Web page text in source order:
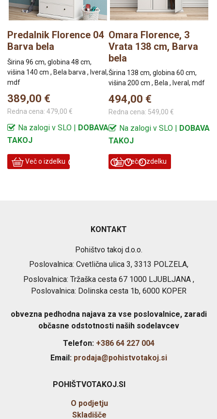
Predalnik Florence 04
Barva bela
Širina 96 cm, globina 48 cm,
višina 140 cm , Bela barva , Iveral,
mdf
389,00 €
Redna cena: 479,00 €
Na zalogi v SLO | DOBAVA
TAKOJ
Več o izdelku
Omara Florence, 3
Vrata 138 cm, Barva
bela
Širina 138 cm, globina 60 cm,
višina 200 cm , Bela , Iveral, mdf
494,00 €
Redna cena: 549,00 €
Na zalogi v SLO |
DOBAVA
TAKOJ
Več o izdelku
KONTAKT
Pohištvo takoj d.o.o.
Poslovalnica: Cvetlična ulica 3, 3313 POLZELA,
Poslovalnica: Tržaška cesta 67 1000 LJUBLJANA ,
Poslovalnica: Dolinska cesta 1b, 6000 KOPER
obvezna pedhodna najava za vse poslovalnice, zaradi
občasne odstotnosti naših sodelavcev
Telefon: +386 64 227 004
Email: prodaja@pohistvotakoj.si
POHIŠTVOTAKOJ.SI
O podjetju
Skladišče